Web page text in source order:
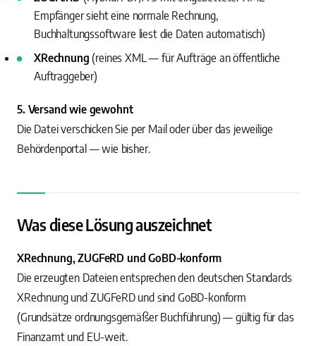
Empfänger sieht eine normale Rechnung,
Buchhaltungssoftware liest die Daten automatisch)
XRechnung (reines XML — für Aufträge an öffentliche
Auftraggeber)
5. Versand wie gewohnt
Die Datei verschicken Sie per Mail oder über das jeweilige
Behördenportal — wie bisher.
Was diese Lösung auszeichnet
XRechnung, ZUGFeRD und GoBD-konform
Die erzeugten Dateien entsprechen den deutschen Standards
XRechnung und ZUGFeRD und sind GoBD-konform
(Grundsätze ordnungsgemäßer Buchführung) — gültig für das
Finanzamt und EU-weit.